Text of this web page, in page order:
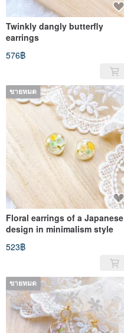
Twinkly dangly butterfly
earrings
576฿
ขายหมด
Floral earrings of a Japanese
design in minimalism style
523฿
ขายหมด